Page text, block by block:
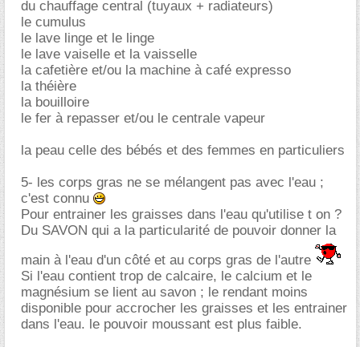
du chauffage central (tuyaux + radiateurs)
le cumulus
le lave linge et le linge
le lave vaiselle et la vaisselle
la cafetière et/ou la machine à café expresso
la théière
la bouilloire
le fer à repasser et/ou le centrale vapeur
la peau celle des bébés et des femmes en particuliers
5- les corps gras ne se mélangent pas avec l'eau ;
c'est connu
Pour entrainer les graisses dans l'eau qu'utilise t on ?
Du SAVON qui a la particularité de pouvoir donner la
main à l'eau d'un côté et au corps gras de l'autre
Si l'eau contient trop de calcaire, le calcium et le
magnésium se lient au savon ; le rendant moins
disponible pour accrocher les graisses et les entrainer
dans l'eau. le pouvoir moussant est plus faible.